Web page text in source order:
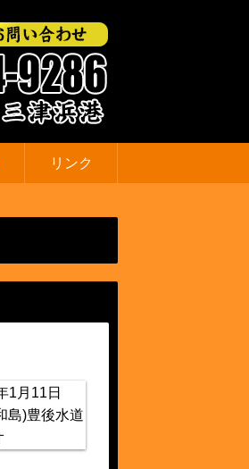
リンク